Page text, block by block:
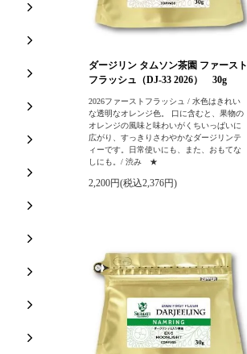
ダージリン タムソン茶園 ファースト
フラッシュ（DJ-33 2026） 30g
2026ファーストフラッシュ / 水色はきれい
な透明なオレンジ色。 口に含むと、果物の
オレンジの風味と味わいがくちいっぱいに
広がり、すっきりさわやかなダージリンテ
ィーです。日常使いにも、また、おもてな
しにも。/ 渋み ★
2,200円(税込2,376円)